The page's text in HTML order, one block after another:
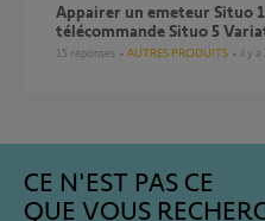
Appairer un emeteur Situo 1 IO Pure avec une
télécommande Situo 5
15 réponses AUTRES PRODUITS il y
CE N'EST PAS CE
QUE VOUS